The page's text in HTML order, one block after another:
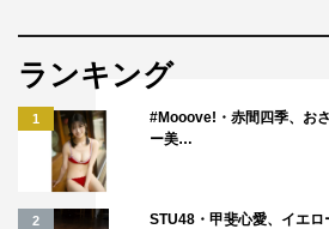
ランキング
1
#Mooove!・赤間四季、お
ー美…
2
STU48・甲斐心愛、イエ